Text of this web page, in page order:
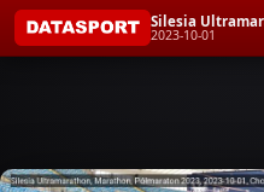
2023-10-01